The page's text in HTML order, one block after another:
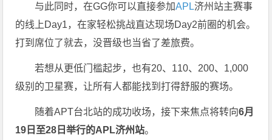
与此同时，在GG你可以直接参加APL济州站主赛事
的线上Day1，在家轻松挑战直达现场Day2前圈的机会。
打到席位了就去，没晋级也当省了差旅费。
若想从更低门槛起步，也有20、110、200、1,000
级别的卫星赛，让所有人都能找到打得舒服的赛场。
随着APT台北站的成功收场，接下来焦点将转向6月
19 日至28 日举行的APL济州站。